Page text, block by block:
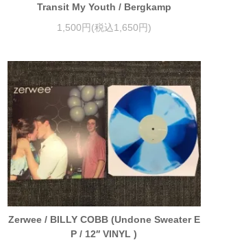
Transit My Youth / Bergkamp
1,500円(税込1,650円)
Zerwee / BILLY COBB (Undone Sweater E
P / 12′′ VINYL )